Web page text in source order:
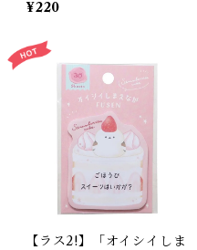
ート / クーリア＊ピンク
【お取り扱い終了・在庫限
り】
¥220
【ラス2!】「オイシイしま